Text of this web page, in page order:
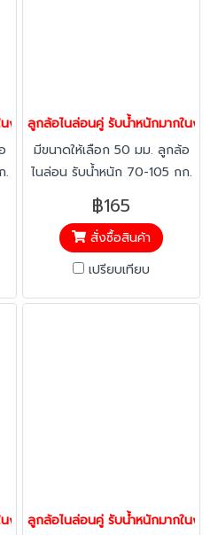
งานจำกัดความสูง สกรูเบรก Low
.
ลูกล้อไนล่อนคู่ รับน้ำหนักมากในงา
มีขนาดให้เลือก 50 มม. ลูกล้อ
ไนล่อน รับน้ำหนัก 70-105 กก.
ลูกล้อขนาดเล็กแต่รับน้ำหนักได้
มากและหมุนคล่องตัว
฿165
สั่งซื้อสินค้า
เปรียบเทียบ
งานจำกัดความสูง รูเบรก Low
ลูกล้อไนล่อนคู่ รับน้ำหนักมากในงา